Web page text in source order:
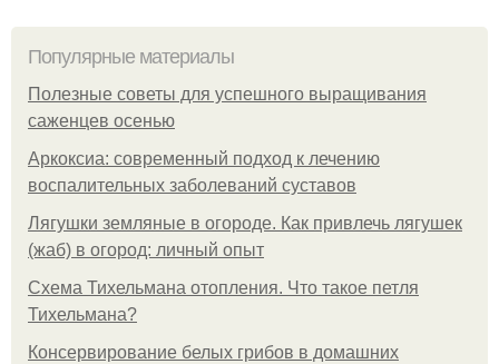
Популярные материалы
Полезные советы для успешного выращивания
саженцев осенью
Аркоксиа: современный подход к лечению
воспалительных заболеваний суставов
Лягушки земляные в огороде. Как привлечь лягушек
(жаб) в огород: личный опыт
Схема Тихельмана отопления. Что такое петля
Тихельмана?
Консервирование белых грибов в домашних